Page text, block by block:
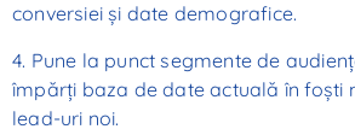
conversiei și date demografice.
4. Pune la punct segmente de
împărți baza de date actuală în foști
lead-uri noi.